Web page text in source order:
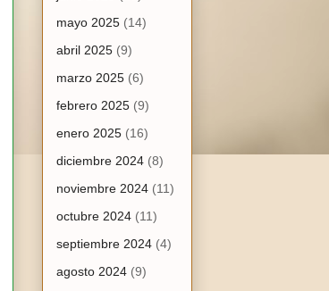
mayo 2025 (14)
abril 2025 (9)
marzo 2025 (6)
febrero 2025 (9)
enero 2025 (16)
diciembre 2024 (8)
noviembre 2024 (11)
octubre 2024 (11)
septiembre 2024 (4)
agosto 2024 (9)